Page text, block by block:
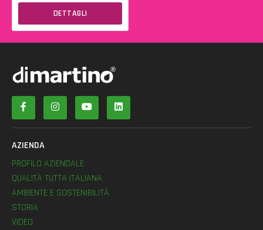
DETTAGLI
AZIENDA
PROFILO AZIENDALE
QUALITÀ TUTTA ITALIANA
AMBIENTE E SOSTENIBILITÀ
STORIA
VIDEO